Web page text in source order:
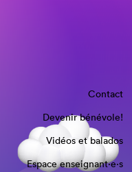
Contact
Devenir bénévole!
Vidéos et balados
Espace enseignant·e⋅s